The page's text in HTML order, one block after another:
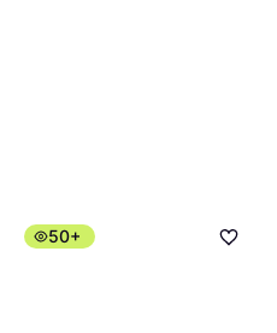
50+